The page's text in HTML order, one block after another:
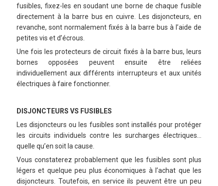
fusibles, fixez-les en soudant une borne de chaque fusible
directement à la barre bus en cuivre. Les disjoncteurs, en
revanche, sont normalement fixés à la barre bus à l’aide de
petites vis et d’écrous.
Une fois les protecteurs de circuit fixés à la barre bus, leurs
bornes opposées peuvent ensuite être reliées
individuellement aux différents interrupteurs et aux unités
électriques à faire fonctionner.
DISJONCTEURS VS FUSIBLES
Les disjoncteurs ou les fusibles sont installés pour protéger
les circuits individuels contre les surcharges électriques…
quelle qu’en soit la cause.
Vous constaterez probablement que les fusibles sont plus
légers et quelque peu plus économiques à l’achat que les
disjoncteurs. Toutefois, en service ils peuvent être un peu